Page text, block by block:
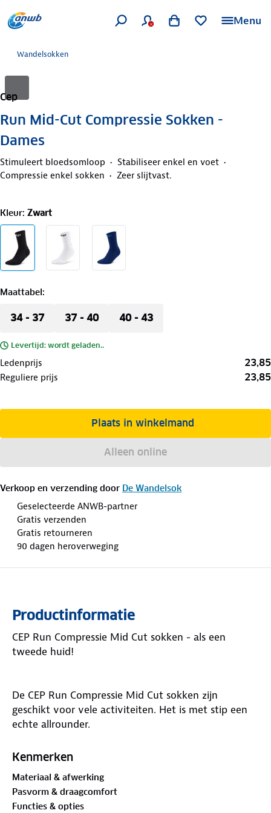
Menu
Wandelsokken
Cep
Run Mid-Cut Compressie Sokken -
Dames
Stimuleert bloedsomloop
Stabiliseer enkel en voet
Compressie enkel sokken
Zeer slijtvast.
Kleur: Zwart
Maattabel:
34 - 37 37 - 40 40 - 43
Levertijd: wordt geladen..
Ledenprijs 23,85
Reguliere prijs 23,85
Plaats in winkelmand
Alleen online
Verkoop en verzending door De Wandelsok
Geselecteerde ANWB-partner
Gratis verzenden
Gratis retourneren
90 dagen heroverweging
Productinformatie
CEP Run Compressie Mid Cut sokken - als een
tweede huid!
De CEP Run Compressie Mid Cut sokken zijn
geschikt voor vele activiteiten. Het is met stip een
echte allrounder.
wielrennen, hardlopen, triatlon, endurance of team
De sok hoogte is halverwege de kuit.
Kenmerken
Materiaal & afwerking
Pasvorm & draagcomfort
Functies & opties